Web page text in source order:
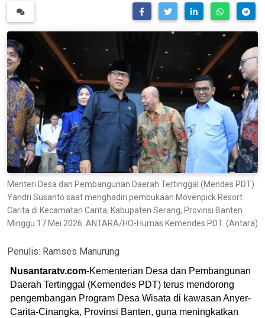
Menteri Desa dan Pembangunan Daerah Tertinggal (Mendes PDT)
Yandri Susanto saat menghadiri pembukaan Movenpick Resort
Carita di Kecamatan Carita, Kabupaten Serang, Provinsi Banten
Minggu 17 Mei 2026. ANTARA/HO-Humas Kemendes PDT. (Antara)
Penulis: Ramses Manurung
Nusantaratv.com-Kementerian Desa dan Pembangunan
Daerah Tertinggal (Kemendes PDT) terus mendorong
pengembangan Program Desa Wisata di kawasan Anyer-
Carita-Cinangka, Provinsi Banten, guna meningkatkan